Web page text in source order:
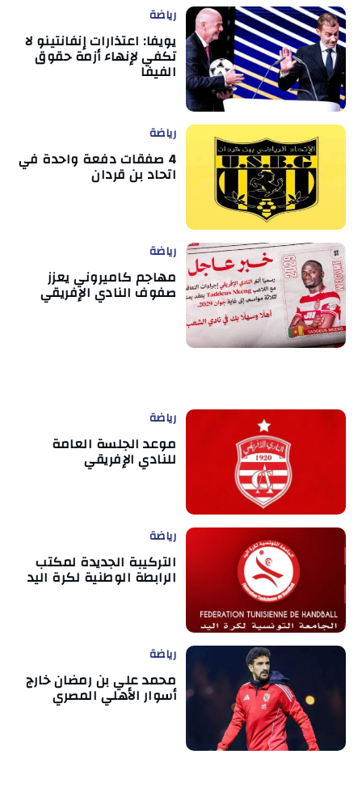
رياضة
يويفا: اعتذارات إنفانتينو لا
تكفي لإنهاء أزمة حقوق
الفيفا
رياضة
4 صفقات دفعة واحدة في
اتحاد بن قردان
رياضة
مهاجم كاميروني يعزز
صفوف النادي الإفريقي
رياضة
موعد الجلسة العامة
للنادي الإفريقي
رياضة
التركيبة الجديدة لمكتب
الرابطة الوطنية لكرة اليد
رياضة
محمد علي بن رمضان خارج
أسوار الأهلي المصري